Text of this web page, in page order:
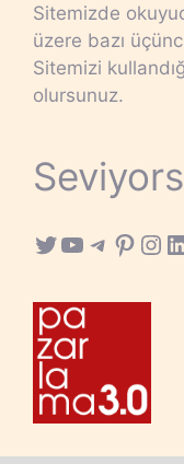
Sitemizde
üzere bazı
Sitemizi
olursunuz.
Twitter
YouTube